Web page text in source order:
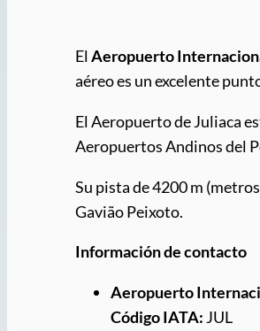
ElAeropuerto
aéreo es un excelente
El Aeropuerto de Juliaca
Aeropuertos Andinos del
Su pista de 4200 m
Gavião Peixoto.
Información de contacto
Aeropuerto
Código IATA: JUL